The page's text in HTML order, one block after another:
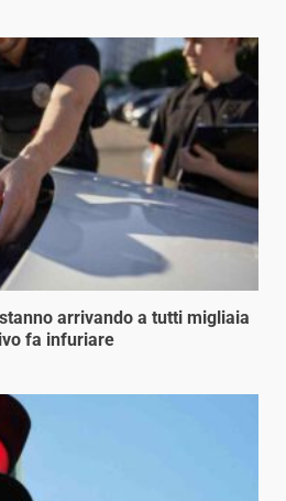
arrivando a tutti migliaia
fa infuriare